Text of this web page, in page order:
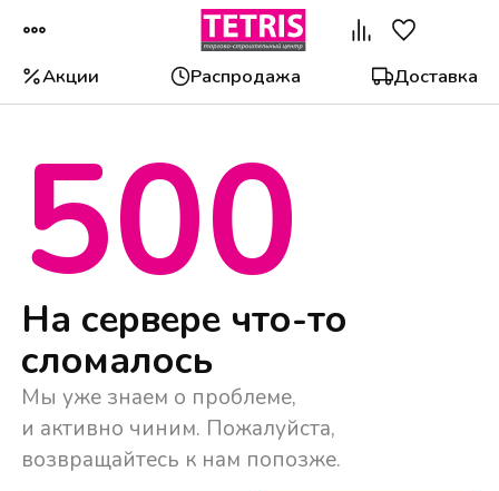
Акции Распродажа Доставка
500
На сервере что-то
сломалось
Мы уже знаем о проблеме,
и активно чиним. Пожалуйста,
возвращайтесь к нам попозже.